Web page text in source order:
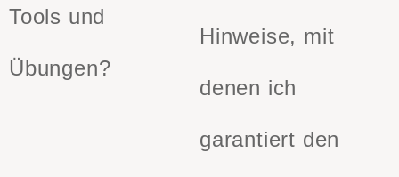
Tools und
Übungen?
Hinweise, mit
denen ich
garantiert den